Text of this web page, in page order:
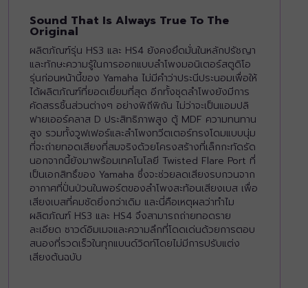
Sound That Is Always True To The
Original
ผลิตภัณฑ์รุ่น HS3 และ HS4 ยังคงยึดมั่นในหลักปรัชญา
และทักษะความรู้ในการออกแบบลำโพงมอนิเตอร์สตูดิโอ
รุ่นก่อนหน้านี้ของ Yamaha ไม่มีคำว่าประนีประนอมเพื่อให้
ได้ผลิตภัณฑ์ที่ยอดเยี่ยมที่สุด อีกทั้งชุดลำโพงยังมีการ
คัดสรรชิ้นส่วนต่างๆ อย่างพิถีพิถัน ไม่ว่าจะเป็นแอมปลิ
ฟายเออร์คลาส D ประสิทธิภาพสูง ตู้ MDF ความทนทาน
สูง รวมทั้งวูฟเฟอร์และลำโพงทวีตเตอร์ทรงโดมแบบนุ่ม
ที่จะถ่ายทอดเสียงที่สมจริงด้วยโครงสร้างที่เล็กกะทัดรัด
นอกจากนี้ยังมาพร้อมเทคโนโลยี Twisted Flare Port ที่
เป็นเอกสิทธิ์ของ Yamaha ซึ่งจะช่วยลดเสียงรบกวนจาก
อากาศที่ปั่นป่วนในพอร์ตของลำโพงสะท้อนเสียงเบส เพื่อ
เสียงเบสที่คมชัดยิ่งกว่าเดิม และนี่คือเหตุผลว่าทำไม
ผลิตภัณฑ์ HS3 และ HS4 จึงสามารถถ่ายทอดราย
ละเอียด ซาวด์อิมเมจและความลึกที่โดดเด่นด้วยการตอบ
สนองที่รวดเร็วในทุกแบนด์วิดท์โดยไม่มีการปรับแต่ง
เสียงต้นฉบับ